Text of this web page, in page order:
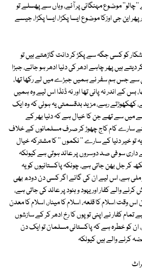
موضوع مہنگائی پر آئے، وہاں سے پھسلے تو
این جی اوزکا موضوع ایسا پکڑا، ایسا پکڑا، جیسے
کو کسی جگہ سے پکڑ کر دانت گاڑھتے ہیں تو
دیتے ہیں پھر چاہے ادھر کی دنیا ادھر ہو جائے، جبڑا
سے جس ہم سفر نے ہمیں جبڑے میں لے رکھا تھا،
کے اندر نہ پانی تھا اور نہ ڈنڈا اس لیے وہ ہمیں
کھکھوڑتے رہے، مزید بدقسمتی یہ ہوئی کہ وہ ایک
میں سے تھے جن کا خیال ہے کہ دنیا بھر کے
سارے کام کاج چھوڑ کر صرف مسلمانوں کے خلاف
تو خیر دنیا کے سارے '' نکموں '' کا مشترکہ خیال
داری سو فی صد دوسروں پر عائد ہوتی ہے کیونکہ
کر جل بھن جاتی ہے، چونکہ پاکستانیوں کو یہ
ملی ہے، اس لیے ان کی گائے اگر کسی دن دودھ بھی
والے کفار اور یہود و ہنود پر عائد کی جاتی ہے،
وقت اسلام کا قلعہ، اسلام کا مینار، اسلام کا معدن
کفار نے اپنی توپوں کا رخ ادھر کر کے سازشوں
ان کو خطرہ ہے کہ پاکستانی مسلمان تو ایک دن
کرنے والے ہیں کیونکہ